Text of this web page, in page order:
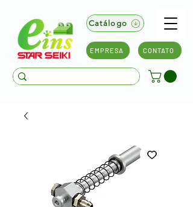
Catálogo
EMPRESA CONTATO